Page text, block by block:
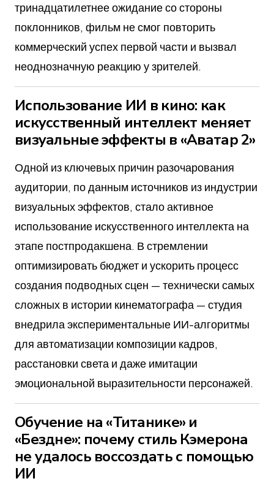
тринадцатилетнее ожидание со стороны
поклонников, фильм не смог повторить
коммерческий успех первой части и вызвал
неоднозначную реакцию у зрителей.
Использование ИИ в кино: как
искусственный интеллект меняет
визуальные эффекты в «Аватар 2»
Одной из ключевых причин разочарования
аудитории, по данным источников из индустрии
визуальных эффектов, стало активное
использование искусственного интеллекта на
этапе постпродакшена. В стремлении
оптимизировать бюджет и ускорить процесс
создания подводных сцен — технически самых
сложных в истории кинематографа — студия
внедрила экспериментальные ИИ-алгоритмы
для автоматизации композиции кадров,
расстановки света и даже имитации
эмоциональной выразительности персонажей.
Обучение на «Титанике» и
«Бездне»: почему стиль Кэмерона
не удалось воссоздать с помощью
ИИ